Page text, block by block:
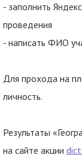
- заполнить
проведения
- написать ФИО
Для прохода на
личность.
Результаты
на сайте акции